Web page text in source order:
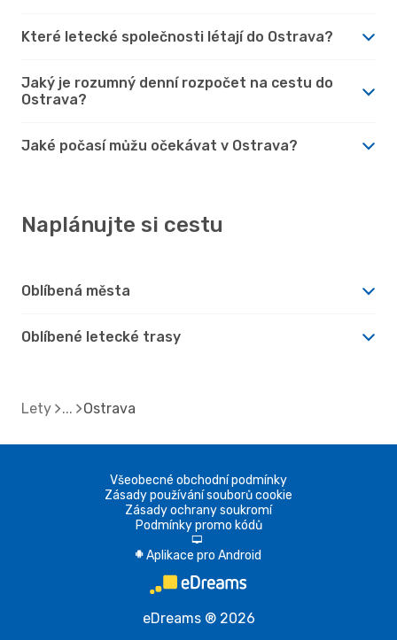
Které letecké společnosti létají do Ostrava?
Jaký je rozumný denní rozpočet na cestu do
Ostrava?
Jaké počasí můžu očekávat v Ostrava?
Naplánujte si cestu
Oblíbená města
Oblíbené letecké trasy
Lety Ostrava
Všeobecné obchodní podmínky
Zásady používání souborů cookie
Zásady ochrany soukromí
Podmínky promo kódů
d
A Aplikace pro Android
eDreams ® 2026